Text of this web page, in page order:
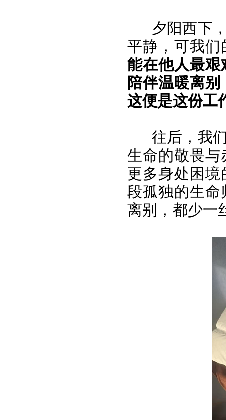
夕阳西下
平静，可我
能在他人最
陪伴温暖离
这便是这份工
往后，我
生命的敬畏
更多身处困
段孤独的生
离别，都少一